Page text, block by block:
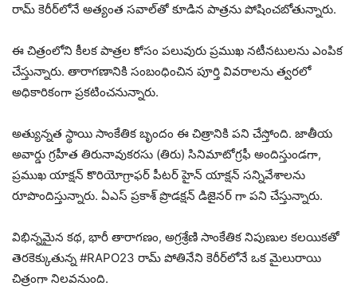
రామ్ కెరీర్‌లోనే అత్యంత సవాల్‌తో కూడిన పాత్రను పోషించబోతున్నారు.
ఈ చిత్రంలోని కీలక పాత్రల కోసం పలువురు ప్రముఖ నటీనటులను ఎంపిక
చేస్తున్నారు. తారాగణానికి సంబంధించిన పూర్తి వివరాలను త్వరలో
అధికారికంగా ప్రకటించనున్నారు.
అత్యున్నత స్థాయి సాంకేతిక బృందం ఈ చిత్రానికి పని చేస్తోంది. జాతీయ
అవార్డు గ్రహీత తిరునావుకరసు (తిరు) సినిమాటోగ్రఫీ అందిస్తుండగా,
ప్రముఖ యాక్షన్ కొరియోగ్రాఫర్ పీటర్ హైన్ యాక్షన్ సన్నివేశాలను
రూపొందిస్తున్నారు. ఏఎస్ ప్రకాశ్ ప్రొడక్షన్ డిజైనర్ గా పని చేస్తున్నారు.
విభిన్నమైన కథ, భారీ తారాగణం, అగ్రశ్రేణి సాంకేతిక నిపుణుల కలయికతో
తెరకెక్కుతున్న #RAPO23 రామ్ పోతినేని కెరీర్‌లోనే ఒక మైలురాయి
చిత్రంగా నిలవనుంది.